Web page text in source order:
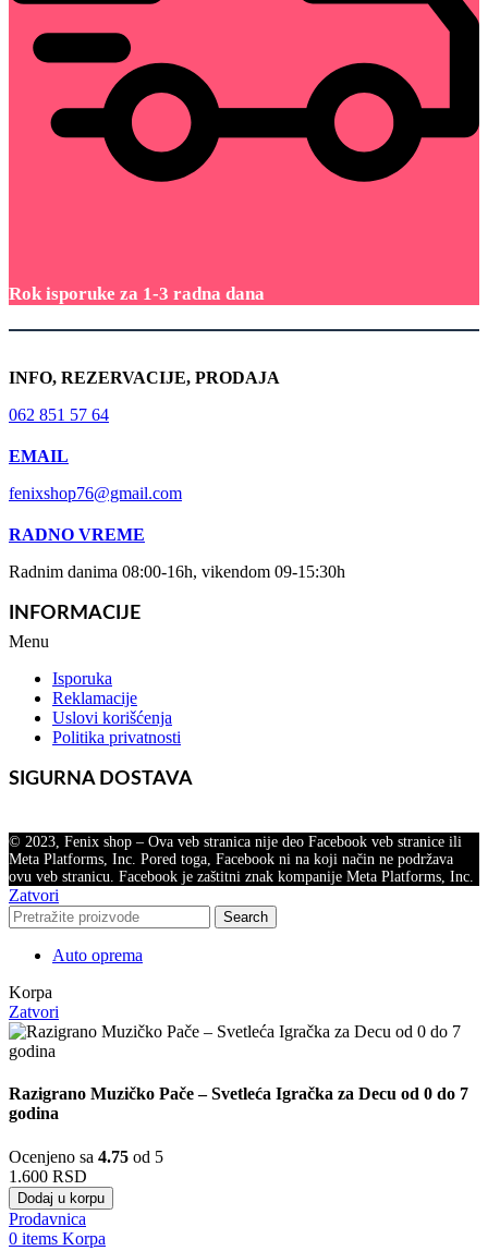
Rok isporuke za 1-3 radna dana
INFO, REZERVACIJE, PRODAJA
062 851 57 64
EMAIL
fenixshop76@gmail.com
RADNO VREME
Radnim danima 08:00-16h, vikendom 09-15:30h
INFORMACIJE
Menu
Isporuka
Reklamacije
Uslovi korišćenja
Politika privatnosti
SIGURNA DOSTAVA
© 2023, Fenix shop – Ova veb stranica nije deo Facebook veb stranice ili
Meta Platforms, Inc. Pored toga, Facebook ni na koji način ne podržava
ovu veb stranicu. Facebook je zaštitni znak kompanije Meta Platforms, Inc.
Zatvori
Search
Auto oprema
Korpa
Zatvori
Razigrano Muzičko Pače – Svetleća Igračka za Decu od 0 do 7
godina
Ocenjeno sa 4.75 od 5
1.600 RSD
Dodaj u korpu
Prodavnica
0 items Korpa